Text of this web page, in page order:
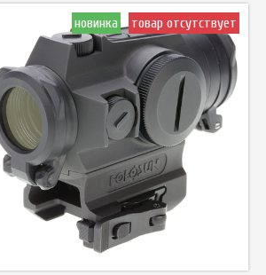
новинка товар отсутствует